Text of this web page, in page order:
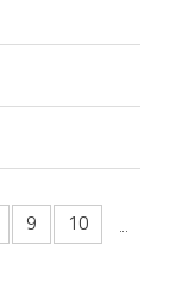
9 10